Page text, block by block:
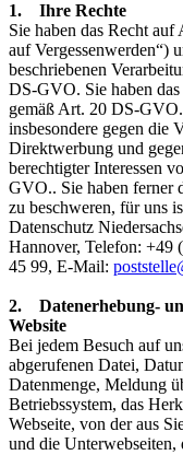
1. Ihre Rechte
Sie haben das Recht
auf Vergessenwerden“)
beschriebenen
DS-GVO. Sie haben
gemäß Art. 20 DS-GVO.
insbesondere gegen die
Direktwerbung und
berechtigter Interessen
GVO.. Sie haben ferner
zu beschweren, für uns
Datenschutz
Hannover, Telefon: +49
45 99, E-Mail:
2. Datenerhebung-
Website
Bei jedem Besuch auf
abgerufenen Datei,
Datenmenge, Meldung
Betriebssystem, das
Webseite, von der aus
und die Unterwebseiten,